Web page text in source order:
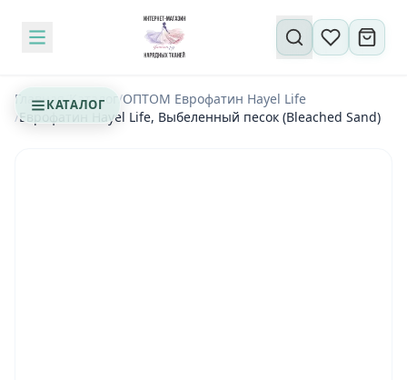
КАТАЛОГ
Поиск по сайту
Главная/Каталог/OПТОМ Еврофатин Hayel Life
/Еврофатин Hayel Life, Выбеленный песок (Bleached Sand)